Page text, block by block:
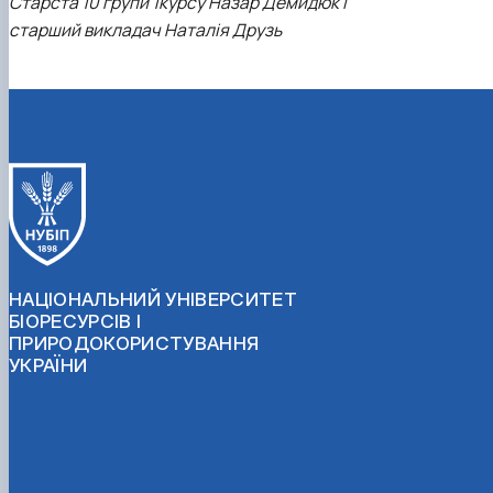
старший викладач Наталія Друзь
НАЦІОНАЛЬНИЙ УНІВЕРСИТЕТ
БІОРЕСУРСІВ І
ПРИРОДОКОРИСТУВАННЯ
УКРАЇНИ